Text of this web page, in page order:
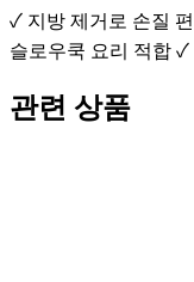
✓ 지방 제거로 손질
슬로우쿡 요리 적합
관련 상품